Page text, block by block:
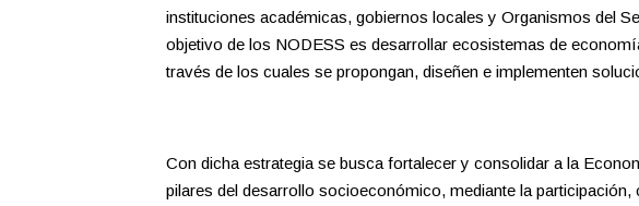
instituciones académicas, gobiernos locales y Organismos del
objetivo de los NODESS es desarrollar ecosistemas de
través de los cuales se propongan, diseñen e implementen
Con dicha estrategia se busca fortalecer y consolidar a la
pilares del desarrollo socioeconómico, mediante la